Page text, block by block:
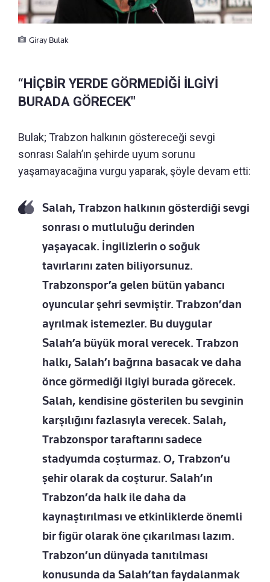
Giray Bulak
“HİÇBİR YERDE GÖRMEDİĞİ İLGİYİ
BURADA GÖRECEK"
Bulak; Trabzon halkının göstereceği sevgi
sonrası Salah’ın şehirde uyum sorunu
yaşamayacağına vurgu yaparak, şöyle devam etti:
Salah, Trabzon halkının gösterdiği sevgi
sonrası o mutluluğu derinden
yaşayacak. İngilizlerin o soğuk
tavırlarını zaten biliyorsunuz.
Trabzonspor’a gelen bütün yabancı
oyuncular şehri sevmiştir. Trabzon’dan
ayrılmak istemezler. Bu duygular
Salah’a büyük moral verecek. Trabzon
halkı, Salah’ı bağrına basacak ve daha
önce görmediği ilgiyi burada görecek.
Salah, kendisine gösterilen bu sevginin
karşılığını fazlasıyla verecek. Salah,
Trabzonspor taraftarını sadece
stadyumda coşturmaz. O, Trabzon’u
şehir olarak da coşturur. Salah’ın
Trabzon’da halk ile daha da
kaynaştırılması ve etkinliklerde önemli
bir figür olarak öne çıkarılması lazım.
Trabzon’un dünyada tanıtılması
konusunda da Salah’tan faydalanmak